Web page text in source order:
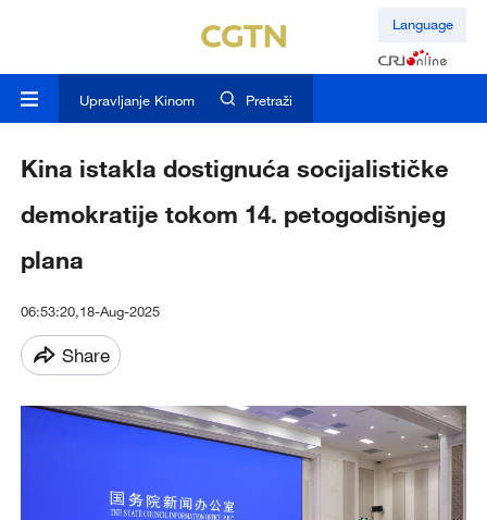
Language
Upravljanje Kinom Pretraži
Kina istakla dostignuća socijalističke
demokratije tokom 14. petogodišnjeg
plana
06:53:20,18-Aug-2025
Share